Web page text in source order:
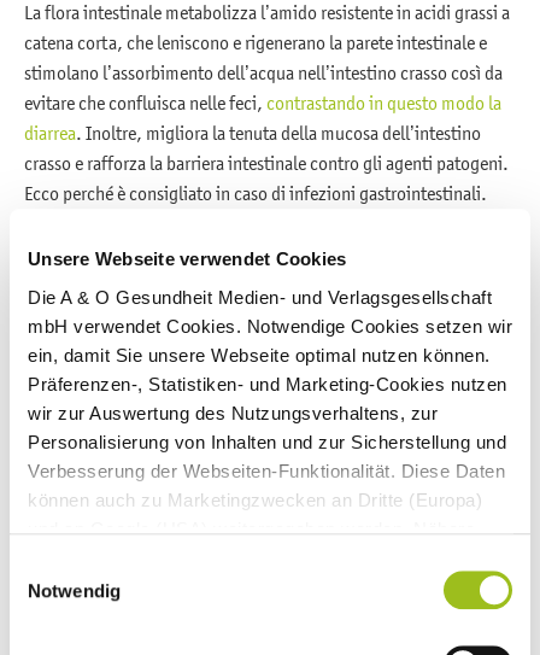
Unsere Webseite verwendet Cookies
Die A & O Gesundheit Medien- und Verlagsgesellschaft
mbH verwendet Cookies. Notwendige Cookies setzen wir
ein, damit Sie unsere Webseite optimal nutzen können.
Präferenzen-, Statistiken- und Marketing-Cookies nutzen
wir zur Auswertung des Nutzungsverhaltens, zur
Personalisierung von Inhalten und zur Sicherstellung und
Verbesserung der Webseiten-Funktionalität. Diese Daten
können auch zu Marketingzwecken an Dritte (Europa)
unserenDatenschutzhinweisen Impressum
Notwendig
La flora intestinale metabolizza l’amido resistente in acidi grassi a
catena corta, che leniscono e rigenerano la parete intestinale e
stimolano l’assorbimento dell’acqua nell’intestino crasso così da
evitare che confluisca nelle feci, contrastando in questo modo la
diarrea. Inoltre, migliora la tenuta della mucosa dell’intestino
crasso e rafforza la barriera intestinale contro gli agenti patogeni.
Ecco perché è consigliato in caso di infezioni gastrointestinali.
colpiti da diarrea di tipo colerico. Anche la perdita di liquidi è
risultata inferiore rispetto al gruppo di controllo cui non era stato
somministrato amido resistente. Tutti i soggetti in studio avevano
ricevuto una soluzione standard a base di minerali (soluzione
reidratante orale) contenente glucosio o amido resistente.
L’efficacia dell’amido resistente in caso di diarrea è stata
confermata anche sui bambini, a cui era stata somministrata la
stessa soluzione standard composta da minerali e glucosio o
In caso di diarrea, gli esperti in micronutrienti consigliano un